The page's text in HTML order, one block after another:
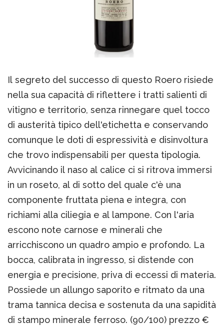
Il segreto del successo di questo Roero risiede
nella sua capacità di riflettere i tratti salienti di
vitigno e territorio, senza rinnegare quel tocco
di austerità tipico dell'etichetta e conservando
comunque le doti di espressività e disinvoltura
che trovo indispensabili per questa tipologia.
Avvicinando il naso al calice ci si ritrova immersi
in un roseto, al di sotto del quale c'è una
componente fruttata piena e integra, con
richiami alla ciliegia e al lampone. Con l'aria
escono note carnose e minerali che
arricchiscono un quadro ampio e profondo. La
bocca, calibrata in ingresso, si distende con
energia e precisione, priva di eccessi di materia.
Possiede un allungo saporito e ritmato da una
trama tannica decisa e sostenuta da una sapidità
di stampo minerale ferroso. (90/100) prezzo €